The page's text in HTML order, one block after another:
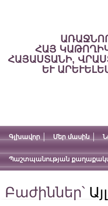
ՀԱՅ
ՀԱՅԱՍՏԱՆԻ,
ԵՒ
Գլխավոր Մեր մասին
Պաշտպանության
Բաժիններ՝